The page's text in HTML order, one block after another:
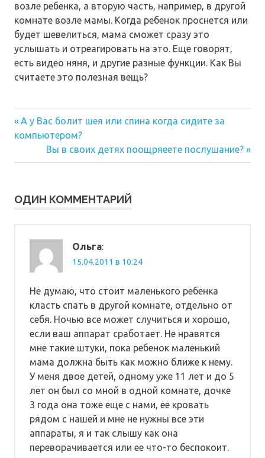
возле ребенка, а вторую часть, например, в другой
комнате возле мамы. Когда ребенок проснется или
будет шевелиться, мама сможет сразу это
услышать и отреагировать на это. Еще говорят,
есть видео няня, и другие разные функции. Как Вы
считаете это полезная вещь?
Навигация
записям
Предыдущая
запись:
А у Вас болит шея или спина когда сидите за
компьютером?
Следующая
запись:
Вы в своих детях поощряеете послушание?
ОДИН КОММЕНТАРИЙ
Ольга:
15.04.2011 в 10:24
Не думаю, что стоит маленького ребенка
класть спать в другой комнате, отдельно от
себя. Ночью все может случиться и хорошо,
если ваш аппарат сработает. Не нравятся
мне такие штуки, пока ребенок маленький
мама должна быть как можно ближе к нему.
У меня двое детей, одному уже 11 лет и до 5
лет он был со мной в одной комнате, дочке
3 года она тоже еще с нами, ее кровать
рядом с нашей и мне не нужны все эти
аппараты, я и так слышу как она
переворачивается или ее что-то беспокоит.